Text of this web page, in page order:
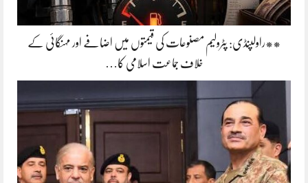
**راولپنڈی: پٹرولیم مصنوعات کی قیمتوں میں اضافے اور مہنگائی کے
خلاف جماعت اسلامی کا…